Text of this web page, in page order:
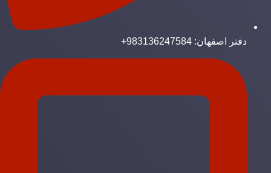
دفتر اصفهان: 983136247584+